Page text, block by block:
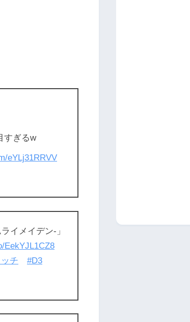
すぎるw
eYLj31RRVV
イメイデン-」
EekYJL1CZ8
チ #D3